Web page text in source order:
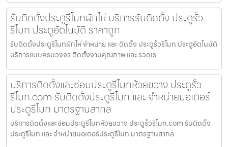
รับติดตั้งประตูรีโมทผักไห่ บริการรับติดตั้ง ประตูรั้ว
รีโมท ประตูอัตโนมัติ ราคาถูก
รับติดตั้งประตูรีโมทผักไห่ จำหน่าย และ ติดตั้ง ประตูรั้วรีโมท ประตูอัตโนมัติ
บริการแบบครบวงจร ติดตั้งงานคุณภาพ และ รวดเร
บริการติดตั้งและซ่อมประตูรีโมทห้วยขวาง ประตูรั้ว
รีโมท.com รับติดตั้งประตูรีโมท และ จำหน่ายมอเตอร์
ประตูรีโมท มาตรฐานสากล
บริการติดตั้งและซ่อมประตูรีโมทห้วยขวาง ประตูรั้วรีโมท.com รับติดตั้ง
ประตูรีโมท และ จำหน่ายมอเตอร์ประตูรีโมท มาตรฐานสากล